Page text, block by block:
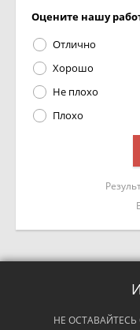
Оцените нашу
Отлично
Хорошо
Не плохо
Плохо
НЕ